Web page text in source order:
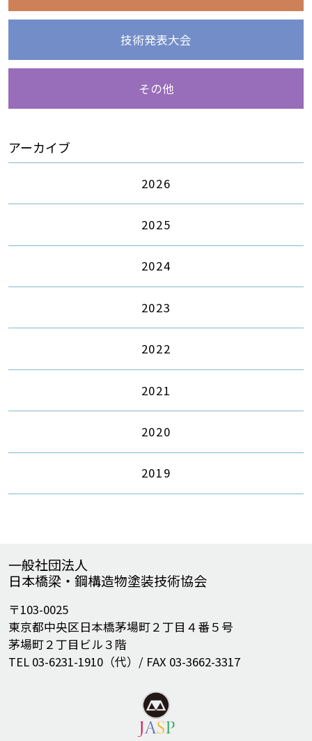
技術発表大会
その他
アーカイブ
2026
2025
2024
2023
2022
2021
2020
2019
一般社団法人
日本橋梁・鋼構造物塗装技術協会
〒103-0025
東京都中央区日本橋茅場町２丁目４番５号
茅場町２丁目ビル３階
TEL 03-6231-1910（代）/ FAX 03-3662-3317